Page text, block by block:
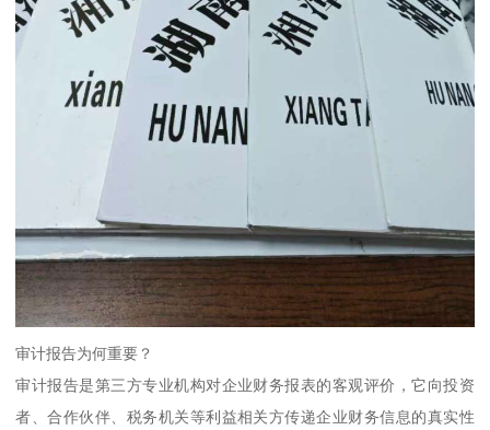
审计报告为何重要？
审计报告是第三方专业机构对企业财务报表的客观评价，它向投资
者、合作伙伴、税务机关等利益相关方传递企业财务信息的真实性